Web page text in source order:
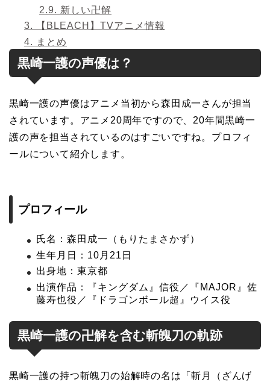
2.9. 新しい卍解
3.
【BLEACH】TVアニメ情報
4. まとめ
黒崎一護の声優は？
黒崎一護の声優はアニメ当初から森田成一さんが担当
されています。アニメ20周年ですので、20年間黒崎一
護の声を担当されているのはすごいですね。プロフィ
ールについて紹介します。
プロフィール
氏名：森田成一（もりたまさかず）
生年月日：10月21日
出身地：東京都
出演作品：『キングダム』信役／『MAJOR』佐
藤寿也役／『ドラゴンボール超』ウイス役
黒崎一護の卍解を含む斬魄刀の軌跡
黒崎一護の持つ斬魄刀の始解時の名は「斬月（ざんげ